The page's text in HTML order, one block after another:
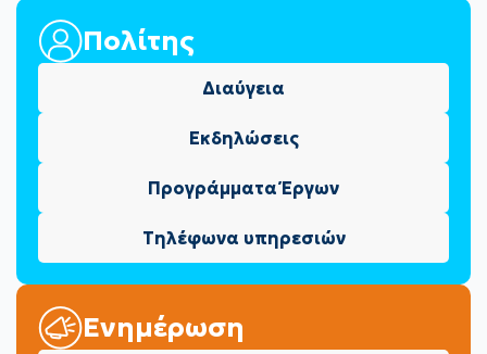
Πολίτης
Διαύγεια
Εκδηλώσεις
Προγράμματα Έργων
Τηλέφωνα υπηρεσιών
Ενημέρωση